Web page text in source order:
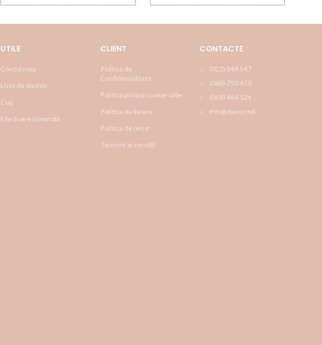
UTILE
Contul meu
Lista de dorințe
Coș
Efectuare comandă
CLIENT
Politica de
Confidențialitate
Politica privind cookie-urile
Politica de livrare
Politica de retur
Termeni și condiții
CONTACTE
(022) 844 547
(068) 750 450
(068) 446 524
info@decor.md